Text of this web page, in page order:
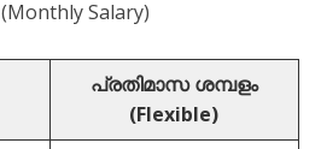
Salary)
പ്രതിമാസ ശമ്പളം
(Flexible)